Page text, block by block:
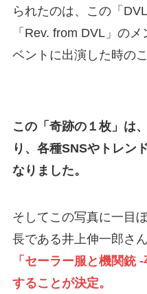
られたのは、この「
「Rev. from DVL」の
ベントに出演した時の
この「奇跡の１枚」は
り、各種SNSやトレン
なりました。
そしてこの写真に一目
長である井上伸一郎さ
「セーラー服と機関銃
することが決定。